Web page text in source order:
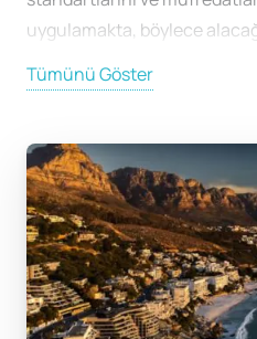
uygulamakta, böylece
Eğitim programları, Genel
Cambridge sınav hazırlığı
de bulunmaktadır.
Popüler
ve
Tümünü Göster